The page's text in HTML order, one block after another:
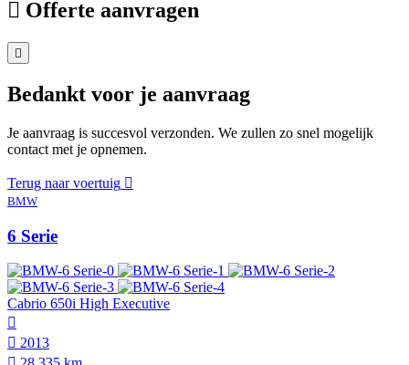
Offerte aanvragen
Bedankt voor je aanvraag
Je aanvraag is succesvol verzonden. We zullen zo snel mogelijk
contact met je opnemen.
Terug naar voertuig
BMW
6 Serie
Cabrio 650i High Executive
2013